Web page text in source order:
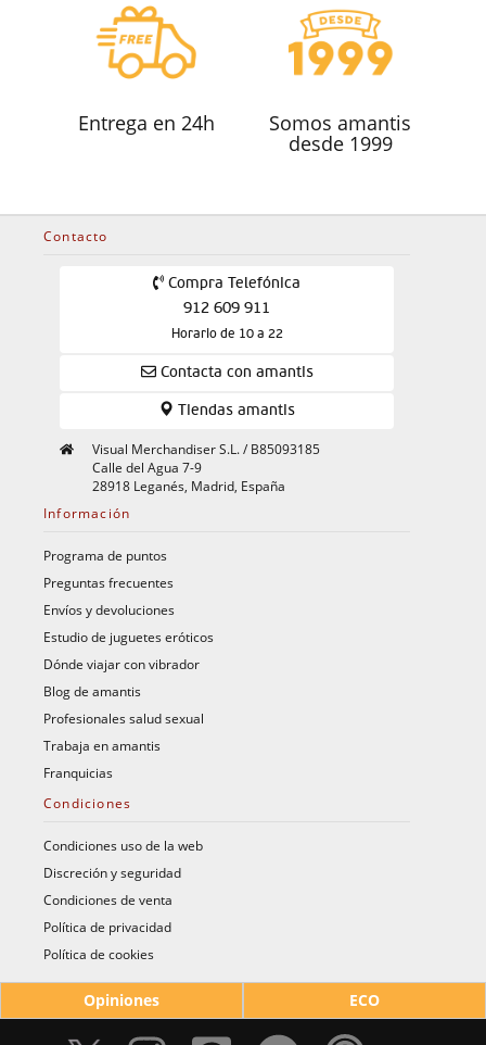
Entrega en 24h Somos amantis
desde 1999
Contacto
Compra Telefónica
912 609 911
Horario de 10 a 22
Contacta con amantis
Tiendas amantis
Visual Merchandiser S.L. / B85093185
Calle del Agua 7-9
28918 Leganés, Madrid, España
Información
Programa de puntos
Preguntas frecuentes
Envíos y devoluciones
Estudio de juguetes eróticos
Dónde viajar con vibrador
Blog de amantis
Profesionales salud sexual
Trabaja en amantis
Franquicias
Condiciones
Condiciones uso de la web
Discreción y seguridad
Condiciones de venta
Política de privacidad
Política de cookies
Opiniones ECO